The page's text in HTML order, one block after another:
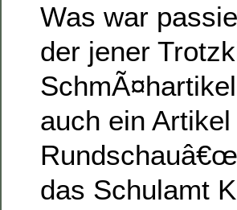
Was war
der jener
auch ein
das Schulamt